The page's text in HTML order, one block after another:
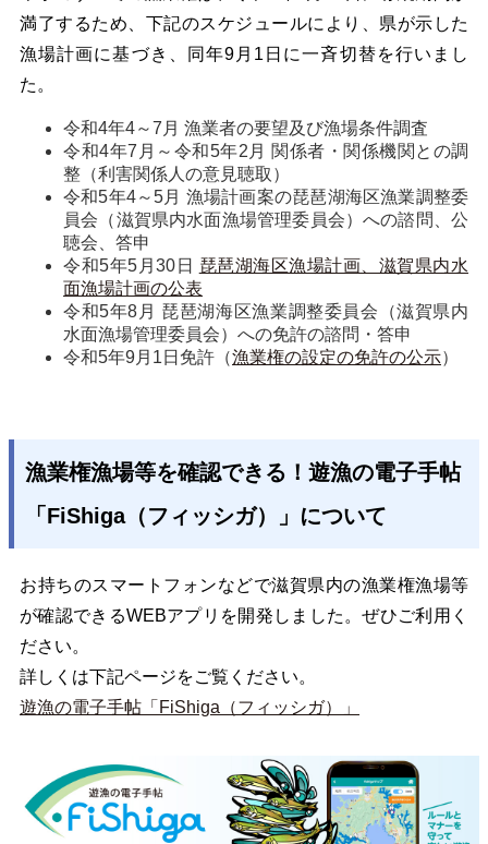
満了するため、下記のスケジュールにより、県が示した
漁場計画に基づき、同年9月1日に一斉切替を行いまし
た。
令和4年4～7月 漁業者の要望及び漁場条件調査
令和4年7月～令和5年2月 関係者・関係機関との調
整（利害関係人の意見聴取）
令和5年4～5月 漁場計画案の琵琶湖海区漁業調整委
員会（滋賀県内水面漁場管理委員会）への諮問、公
聴会、答申
令和5年5月30日 琵琶湖海区漁場計画、滋賀県内水
面漁場計画の公表
令和5年8月 琵琶湖海区漁業調整委員会（滋賀県内
水面漁場管理委員会）への免許の諮問・答申
令和5年9月1日免許（漁業権の設定の免許の公示）
漁業権漁場等を確認できる！遊漁の電子手帖
「FiShiga（フィッシガ）」について
お持ちのスマートフォンなどで滋賀県内の漁業権漁場等
が確認できるWEBアプリを開発しました。ぜひご利用く
ださい。
詳しくは下記ページをご覧ください。
遊漁の電子手帖「FiShiga（フィッシガ）」